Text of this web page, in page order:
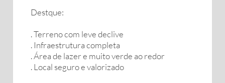
Destque:
. Terreno com leve declive
. Infraestrutura completa
. Área de lazer e muito verde ao redor
. Local seguro e valorizado